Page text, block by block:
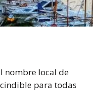
nombre local de
para todas